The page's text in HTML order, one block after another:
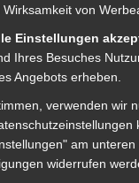
von
Einstellungen
Ihres Besuches
Angebots erheben.
verwenden wir
am
widerrufen